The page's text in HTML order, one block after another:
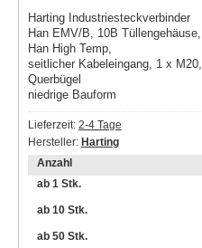
Harting Industriesteckverbinder
Han EMV/B, 10B Tüllengehäuse,
Han High Temp,
seitlicher Kabeleingang, 1 x M20,
Querbügel
niedrige Bauform
Lieferzeit: 2-4 Tage
Hersteller: Harting
Anzahl
ab 1 Stk.
ab 10 Stk.
ab 50 Stk.